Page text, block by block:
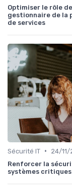
Optimiser le rôle de
gestionnaire de la
de services
Sécurité IT •
24/11/
Renforcer la
systèmes critiques